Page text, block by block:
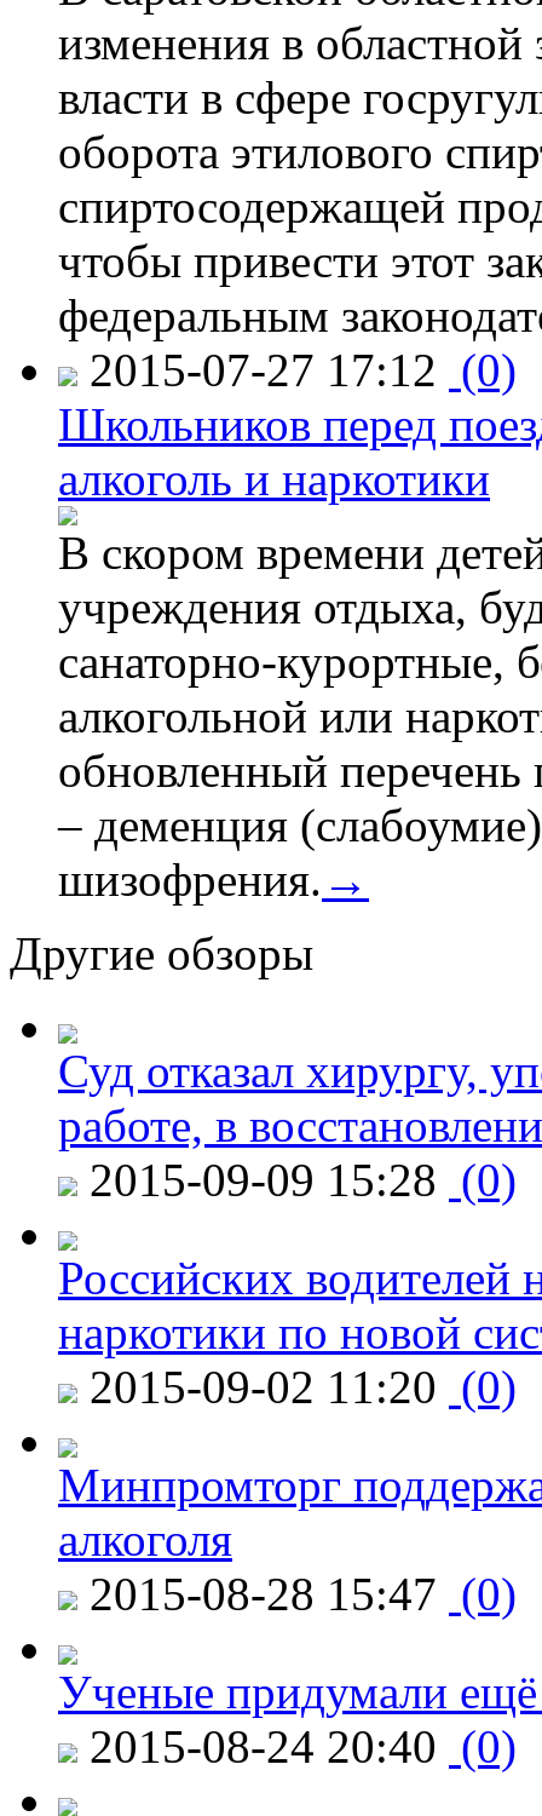
изменения в
власти в сфере
оборота этилового
спиртосодержащей
чтобы привести этот
федеральным
2015-07-27 17:12 (0)
Школьников перед
алкоголь и наркотики
В скором времени
учреждения отдыха,
санаторно-курортные,
алкогольной или
обновленный
– деменция
шизофрения. →
Другие обзоры
Суд отказал хирургу,
работе, в
2015-09-09 15:28 (0)
Российских водителей
наркотики по новой
2015-09-02 11:20 (0)
Минпромторг
алкоголя
2015-08-28 15:47 (0)
Ученые придумали ещё
2015-08-24 20:40 (0)